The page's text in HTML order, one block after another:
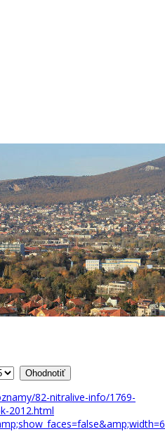
82-nitralive-info/1769-
2012.html